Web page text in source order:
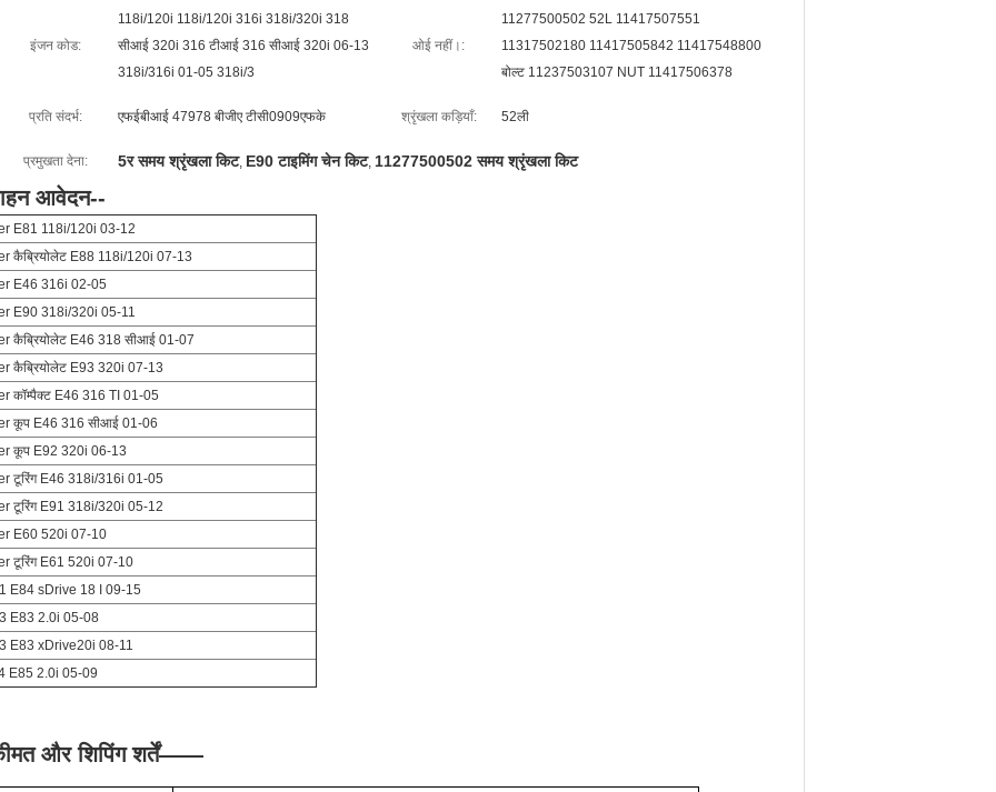
इंजन कोड:
118i/120i 118i/120i 316i 318i/320i 318
सीआई 320i 316 टीआई 316 सीआई 320i 06-13
318i/316i 01-05 318i/3
ओई नहीं।:
11277500502 52L 11417507551
11317502180 11417505842 11417548800
बोल्ट 11237503107 NUT 11417506378
प्रति संदर्भ: एफईबीआई 47978 बीजीए टीसी0909एफके श्रृंखला कड़ियाँ: 52ली
प्रमुखता देना: 5र समय श्रृंखला किट, E90 टाइमिंग चेन किट, 11277500502 समय श्रृंखला किट
आवेदन--
E81 118i/120i 03-12
कैब्रियोलेट E88 118i/120i 07-13
E46 316i 02-05
E90 318i/320i 05-11
कैब्रियोलेट E46 318 सीआई 01-07
कैब्रियोलेट E93 320i 07-13
कॉम्पैक्ट E46 316 TI 01-05
कूप E46 316 सीआई 01-06
कूप E92 320i 06-13
टूरिंग E46 318i/316i 01-05
टूरिंग E91 318i/320i 05-12
E60 520i 07-10
टूरिंग E61 520i 07-10
E84 sDrive 18 I 09-15
E83 2.0i 05-08
E83 xDrive20i 08-11
E85 2.0i 05-09
और शिपिंग शर्तें——